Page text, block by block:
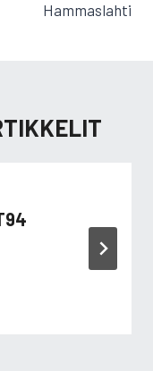
Hammaslahti